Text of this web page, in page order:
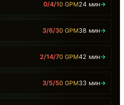
0/4/10 GPM24 мин→
3/6/30 GPM38 мин→
2/14/70 GPM42 мин→
3/5/50 GPM33 мин→